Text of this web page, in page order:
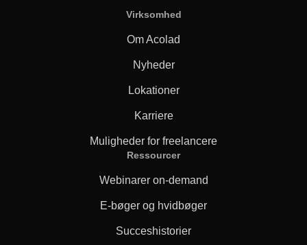
Virksomhed
Om Acolad
Nyheder
Lokationer
Karriere
Muligheder for freelancere
Ressourcer
Webinarer on-demand
E-bøger og hvidbøger
Succeshistorier